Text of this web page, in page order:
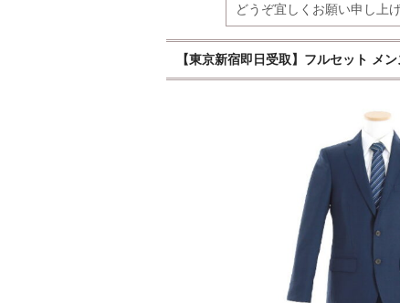
どうぞ宜しくお願い申し上げ
【東京新宿即日受取】フルセット メ